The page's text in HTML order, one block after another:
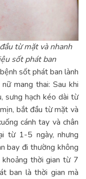
từ mặt và nhanh
sốt phát ban
sốt phát ban lành
mang thai: Sau khi
sưng hạch kéo dài từ
bắt đầu từ mặt và
cánh tay và chân
từ 1-5 ngày, nhưng
bay đi thường không
thời gian từ 7
ban là thời gian mà